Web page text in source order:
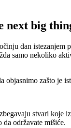
next big
dan
samo nekoliko
objasnimo zašto je
stvari koje
da održavate mišiće.